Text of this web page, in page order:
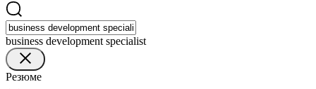
business development specialist
Резюме